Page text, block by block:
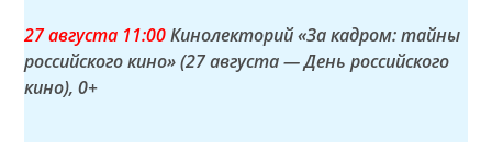
27 августа 11:00Кинолекторий «За кадром: тайны
российского кино» (27 августа — День российского
кино), 0+